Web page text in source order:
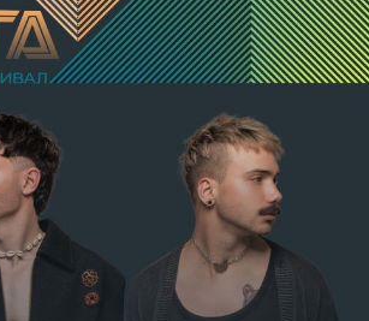
и охлузни рани, довели до
здравето, неопасно за живота.
бе класифицирано по чл.131 ал.1
ал.1 от НК, като А.Н. е освободен
отговорност и му е наложено
наказание по реда на чл.78а ал.1
на 306,77 евро.
на Районна прокуратура-Габрово
за срок до 72 часа, а с
Районен съд-Габрово спрямо него е